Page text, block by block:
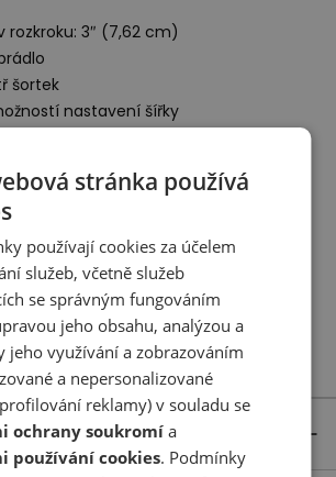
rozkroku: 3″ (7,62 cm)
šortek
nastavení šířky
optimální tělesnou teplotu
cvičení.
BV
35 – 45
stránka používá
používají cookies za účelem
služeb, včetně služeb
se správným fungováním
jeho obsahu, analýzou a
jeho využívání a zobrazováním
a nepersonalizované
reklamy) v souladu se
ochrany soukromí a
používání cookies. Podmínky